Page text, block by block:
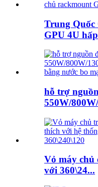
Trung Quốc
GPU 4U
hỗ trợ
550W/
Vỏ máy chủ
với 360\24...